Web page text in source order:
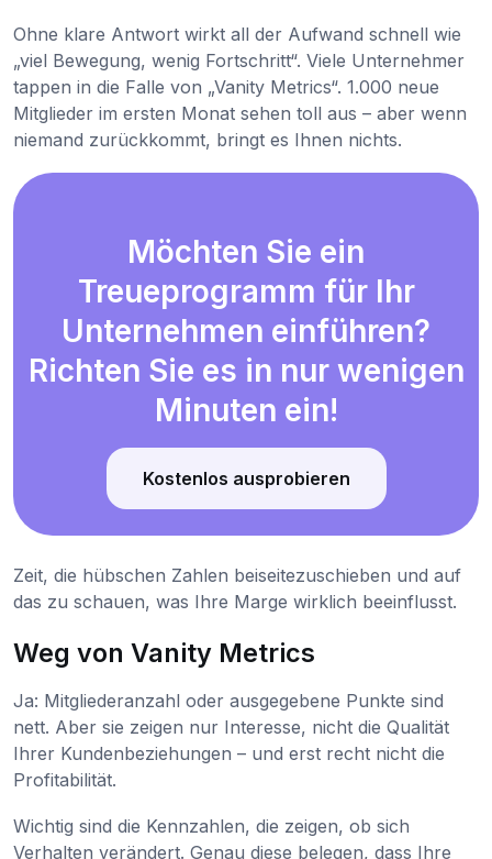
Ohne klare Antwort wirkt all der Aufwand schnell wie
„viel Bewegung, wenig Fortschritt“. Viele Unternehmer
tappen in die Falle von „Vanity Metrics“. 1.000 neue
Mitglieder im ersten Monat sehen toll aus – aber wenn
niemand zurückkommt, bringt es Ihnen nichts.
Möchten Sie ein
Treueprogramm für Ihr
Unternehmen einführen?
Richten Sie es in nur wenigen
Minuten ein!
Kostenlos ausprobieren
Zeit, die hübschen Zahlen beiseitezuschieben und auf
das zu schauen, was Ihre Marge wirklich beeinflusst.
Weg von Vanity Metrics
Ja: Mitgliederanzahl oder ausgegebene Punkte sind
nett. Aber sie zeigen nur Interesse, nicht die Qualität
Ihrer Kundenbeziehungen – und erst recht nicht die
Profitabilität.
Wichtig sind die Kennzahlen, die zeigen, ob sich
Verhalten verändert. Genau diese belegen, dass Ihre